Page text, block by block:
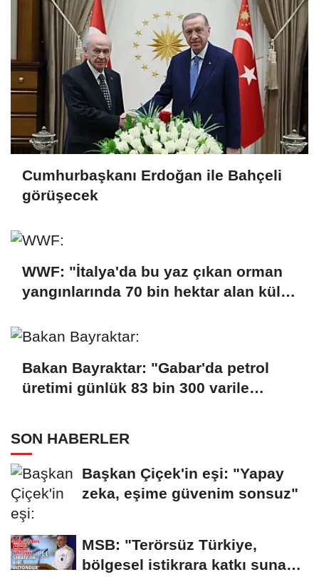
Cumhurbaşkanı Erdoğan ile Bahçeli
görüşecek
WWF: "İtalya'da bu yaz çıkan orman
yangınlarında 70 bin hektar alan kül
Bakan Bayraktar: "Gabar'da petrol
üretimi günlük 83 bin 300 varile
SON HABERLER
Başkan Çiçek'in eşi: "Yapay
zeka, eşime güvenim sonsuz"
MSB: "Terörsüz Türkiye,
bölgesel istikrara katkı sunan